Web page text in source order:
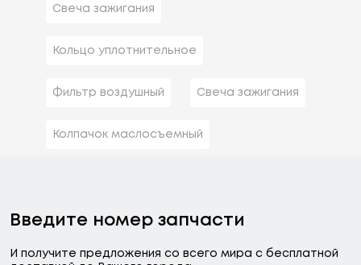
Свеча зажигания
Кольцо уплотнительное
Фильтр воздушный Свеча зажигания
Колпачок маслосъемный
Введите номер запчасти
И получите предложения со всего мира с бесплатной